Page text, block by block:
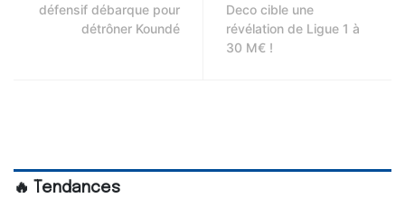
défensif débarque pour
détrôner Koundé
Deco cible une
révélation de Ligue 1 à
30 M€ !
🔥 Tendances